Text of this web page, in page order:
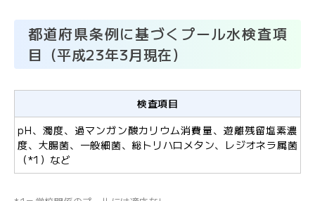
査
依
頼
書
都道府県条例に基づくプール水検査項
目（平成23年3月現在）
検査項目
pH、濁度、過マンガン酸カリウム消費量、遊離残留塩素濃
度、大腸菌、一般細菌、総トリハロメタン、レジオネラ属菌
（*1）など